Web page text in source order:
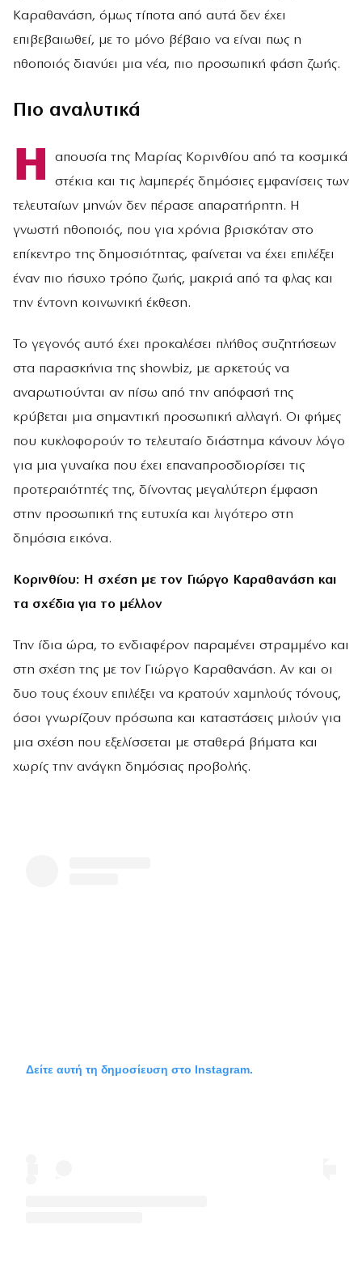
Καραθανάση, όμως τίποτα από αυτά δεν έχει
επιβεβαιωθεί, με το μόνο βέβαιο να είναι πως η
ηθοποιός διανύει μια νέα, πιο προσωπική φάση ζωής.
Πιο αναλυτικά
Η
απουσία της Μαρίας Κορινθίου από τα κοσμικά
στέκια και τις λαμπερές δημόσιες εμφανίσεις των
τελευταίων μηνών δεν πέρασε απαρατήρητη. Η
γνωστή ηθοποιός, που για χρόνια βρισκόταν στο
επίκεντρο της δημοσιότητας, φαίνεται να έχει επιλέξει
έναν πιο ήσυχο τρόπο ζωής, μακριά από τα φλας και
την έντονη κοινωνική έκθεση.
Το γεγονός αυτό έχει προκαλέσει πλήθος συζητήσεων
στα παρασκήνια της showbiz, με αρκετούς να
αναρωτιούνται αν πίσω από την απόφασή της
κρύβεται μια σημαντική προσωπική αλλαγή. Οι φήμες
που κυκλοφορούν το τελευταίο διάστημα κάνουν λόγο
για μια γυναίκα που έχει επαναπροσδιορίσει τις
προτεραιότητές της, δίνοντας μεγαλύτερη έμφαση
στην προσωπική της ευτυχία και λιγότερο στη
δημόσια εικόνα.
Κορινθίου: Η σχέση με τον Γιώργο Καραθανάση και
τα σχέδια για το μέλλον
Την ίδια ώρα, το ενδιαφέρον παραμένει στραμμένο και
στη σχέση της με τον Γιώργο Καραθανάση. Αν και οι
δυο τους έχουν επιλέξει να κρατούν χαμηλούς τόνους,
όσοι γνωρίζουν πρόσωπα και καταστάσεις μιλούν για
μια σχέση που εξελίσσεται με σταθερά βήματα και
χωρίς την ανάγκη δημόσιας προβολής.
Δείτε αυτή τη δημοσίευση στο Instagram.